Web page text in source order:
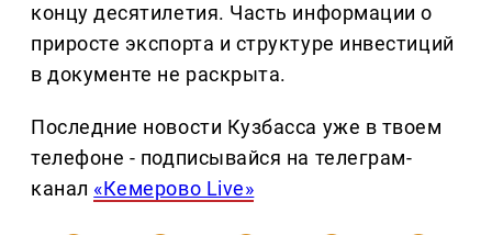
концу десятилетия. Часть информации о
приросте экспорта и структуре инвестиций
в документе не раскрыта.
Последние новости Кузбасса уже в твоем
телефоне - подписывайся на телеграм-
канал «Кемерово Live»